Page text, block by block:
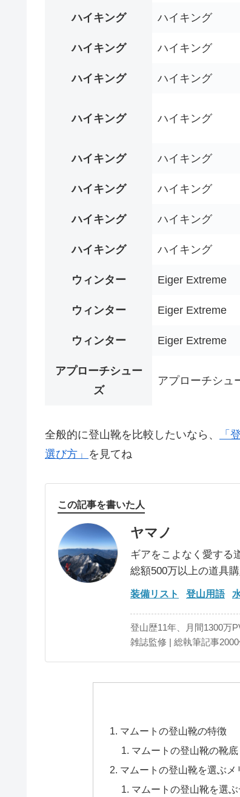
ハイキング ハイキング
ハイキング ハイキング
ハイキング ハイキング
ハイキング ハイキング
ハイキング ハイキング
ハイキング ハイキング
ハイキング ハイキング
ハイキング ハイキング
ウィンター Eiger Extreme
ウィンター Eiger Extreme
ウィンター Eiger Extreme
アプローチシュー
ズ
アプローチシュ
全般的に登山靴を比較したいなら、
「
選び方」 を見てね
この記事を書いた人
ヤマノ
ギアをこよなく愛する
総額500万以上の道具
装備リスト 登山用語
登山歴11年、月間1300万
雑誌監修 | 総執筆記事
マムートの登山靴の特徴
マムートの登山靴の靴底
マムートの登山靴を選ぶメ
マムートの登山靴を選ぶ